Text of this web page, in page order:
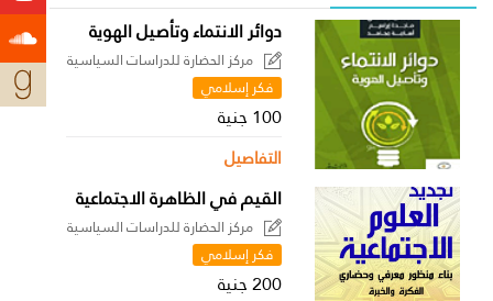
دوائر الانتماء وتأصيل الهوية
مركز الحضارة للدراسات السياسية
فكر إسلامي
100 جنية
التفاصيل
القيم في الظاهرة الاجتماعية
مركز الحضارة للدراسات السياسية
فكر إسلامي
200 جنية